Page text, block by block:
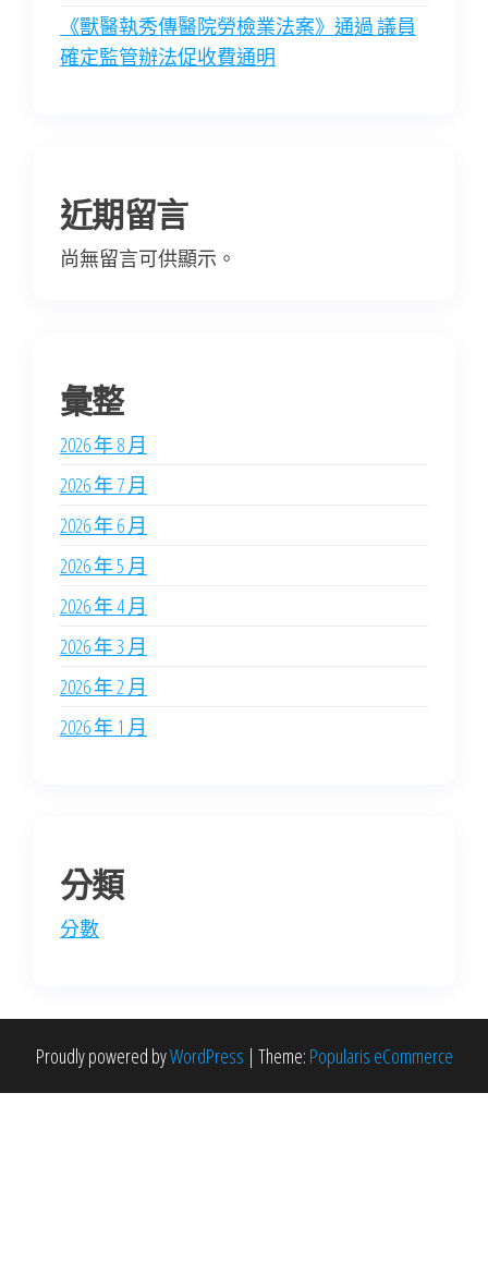
《獸醫執秀傳醫院勞檢業法案》通過 議員
確定監管辦法促收費通明
近期留言
尚無留言可供顯示。
彙整
2026 年 8 月
2026 年 7 月
2026 年 6 月
2026 年 5 月
2026 年 4 月
2026 年 3 月
2026 年 2 月
2026 年 1 月
分類
分數
Proudly powered byWordPress | Theme: Popularis eCommerce